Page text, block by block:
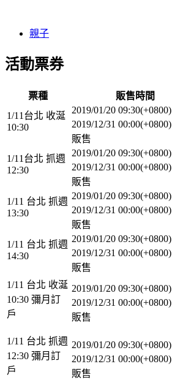
親子
活動票券
票種 販售時間
1/11台北 收涎
10:30
2019/01/20 09:30(+0800)
2019/12/31 00:00(+0800)
販售
1/11台北 抓週
12:30
2019/01/20 09:30(+0800)
2019/12/31 00:00(+0800)
販售
1/11 台北 抓週
13:30
2019/01/20 09:30(+0800)
2019/12/31 00:00(+0800)
販售
1/11 台北 抓週
14:30
2019/01/20 09:30(+0800)
2019/12/31 00:00(+0800)
販售
1/11 台北 收涎
10:30 彌月訂
戶
2019/01/20 09:30(+0800)
2019/12/31 00:00(+0800)
販售
1/11 台北 抓週
12:30 彌月訂
戶
2019/01/20 09:30(+0800)
2019/12/31 00:00(+0800)
販售